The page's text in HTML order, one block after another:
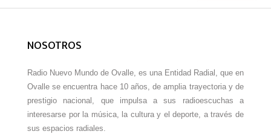
NOSOTROS
Radio Nuevo Mundo de Ovalle, es una Entidad Radial, que en
Ovalle se encuentra hace 10 años, de amplia trayectoria y de
prestigio nacional, que impulsa a sus radioescuchas a
interesarse por la música, la cultura y el deporte, a través de
sus espacios radiales.